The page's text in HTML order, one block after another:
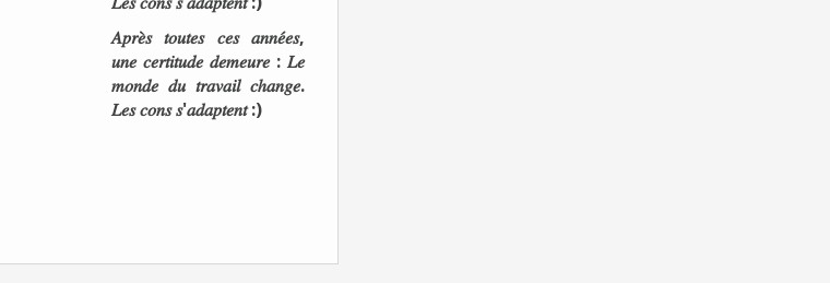
𝐴𝑝𝑟𝑒̀𝑠 𝑡𝑜𝑢𝑡𝑒𝑠 𝑐𝑒𝑠 𝑎𝑛𝑛𝑒́𝑒𝑠,
𝑢𝑛𝑒 𝑐𝑒𝑟𝑡𝑖𝑡𝑢𝑑𝑒 𝑑𝑒𝑚𝑒𝑢𝑟𝑒 : 𝐿𝑒
𝑚𝑜𝑛𝑑𝑒 𝑑𝑢 𝑡𝑟𝑎𝑣𝑎𝑖𝑙 𝑐ℎ𝑎𝑛𝑔𝑒.
𝐿𝑒𝑠 𝑐𝑜𝑛𝑠 𝑠'𝑎𝑑𝑎𝑝𝑡𝑒𝑛𝑡 :)